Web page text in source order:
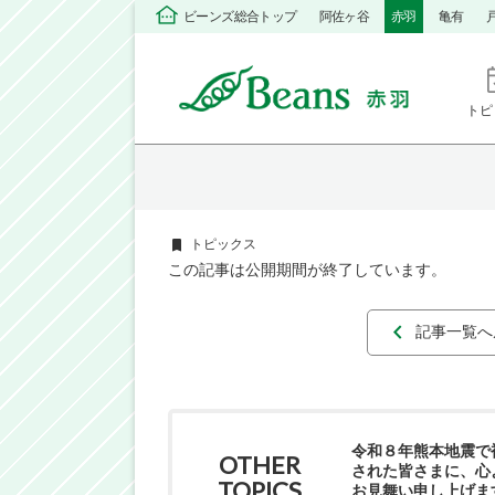
ビーンズ総合トップ 阿佐ヶ谷 赤羽 亀有
ト
トピックス
この記事は公開期間が終了しています。
記事一覧
OTHER
令和８年熊本地震で
された皆さまに、心
お見舞い申し上げま